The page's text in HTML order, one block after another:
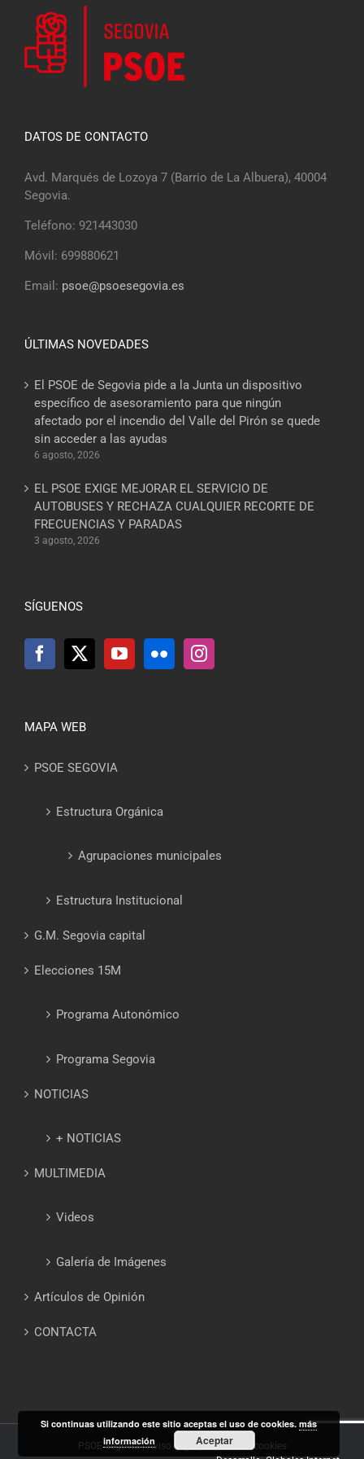
DATOS DE CONTACTO
Avd. Marqués de Lozoya 7 (Barrio de La Albuera), 40004
Segovia.
Teléfono: 921443030
Móvil: 699880621
Email: psoe@psoesegovia.es
ÚLTIMAS NOVEDADES
El PSOE de Segovia pide a la Junta un dispositivo
específico de asesoramiento para que ningún
afectado por el incendio del Valle del Pirón se quede
sin acceder a las ayudas
6 agosto, 2026
EL PSOE EXIGE MEJORAR EL SERVICIO DE
AUTOBUSES Y RECHAZA CUALQUIER RECORTE DE
FRECUENCIAS Y PARADAS
3 agosto, 2026
SÍGUENOS
MAPA WEB
PSOE SEGOVIA
Estructura Orgánica
Agrupaciones municipales
Estructura Institucional
G.M. Segovia capital
Elecciones 15M
Programa Autonómico
Programa Segovia
NOTICIAS
+ NOTICIAS
MULTIMEDIA
Videos
Galería de Imágenes
Artículos de Opinión
CONTACTA
PSOE Segovia |Aviso Legal|Política de cookies
Si continuas utilizando este sitio aceptas el uso de cookies.más
información
Aceptar